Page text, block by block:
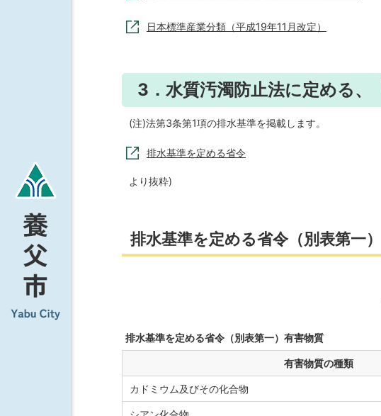
日本標準産業分類（平成19年11月改定）
3．水質汚濁防止法に定める、
(注)法第3条第1項の排水基準を掲載します。
排水基準を定める省令
より抜粋)
排水基準を定める省令（別表第一
排水基準を定める省令（別表第一）有害物質
有害物質の種類
カドミウム及びその化合物